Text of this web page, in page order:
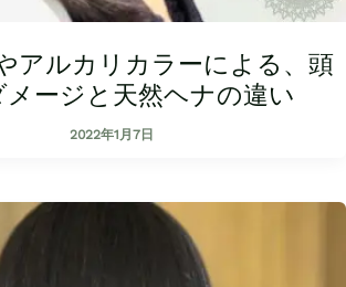
アルカリカラーによる、頭
メージと天然ヘナの違い
2022年1月7日